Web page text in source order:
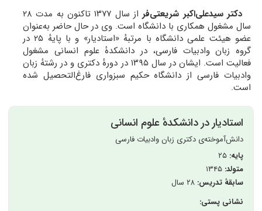
دکتر سیدعلی‌اکبر شریعتی‌فر
از سال ۱۳۷۷ تاکنون به مدت ۲۸
سال مشغول همکاری با دانشگاه است. وی در حال حاضر به‌عنوان
عضو هیئت علمی دانشگاه با مرتبه‌ٔ «استادیار» و با پایهٔ ۲۵ در
گروه زبان وادبیات فارسی، در دانشکدهٔ علوم انسانی مشغول
فعالیت است. ایشان در سال ۱۳۹۵ در دورهٔ دکتری و در رشتهٔ زبان
وادبیات فارسی از دانشگاه حکیم سبزواری فارغ‌التحصیل شده
است.
استادیار در دانشکدهٔ علوم انسانی
دانش‌آموخته‌ی دکتری زبان وادبیات فارسی
پایه:
متولد:
سابقهٔ تدریس:
نشانی پستی: